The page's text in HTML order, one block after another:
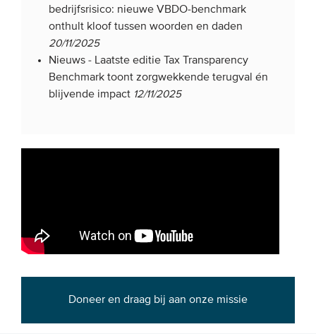
bedrijfsrisico: nieuwe VBDO-benchmark
onthult kloof tussen woorden en daden
20/11/2025
Nieuws - Laatste editie Tax Transparency
Benchmark toont zorgwekkende terugval én
blijvende impact 12/11/2025
Doneer en draag bij aan onze missie